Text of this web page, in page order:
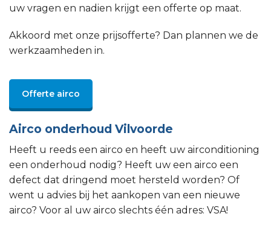
uw vragen en nadien krijgt een offerte op maat.
Akkoord met onze prijsofferte? Dan plannen we de
werkzaamheden in.
Offerte airco
Airco onderhoud Vilvoorde
Heeft u reeds een airco en heeft uw airconditioning
een onderhoud nodig? Heeft uw een airco een
defect dat dringend moet hersteld worden? Of
went u advies bij het aankopen van een nieuwe
airco? Voor al uw airco slechts één adres: VSA!